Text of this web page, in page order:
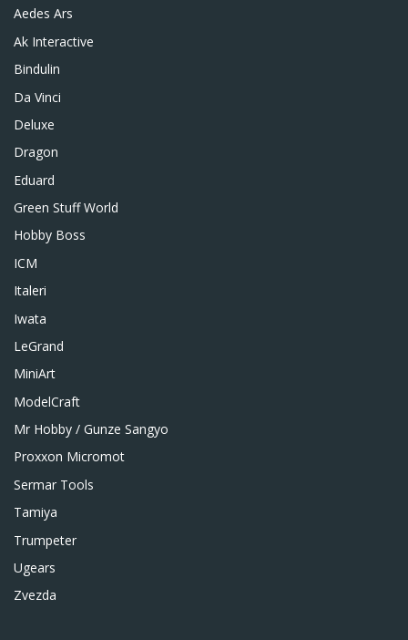
Aedes Ars
Ak Interactive
Bindulin
Da Vinci
Deluxe
Dragon
Eduard
Green Stuff World
Hobby Boss
ICM
Italeri
Iwata
LeGrand
MiniArt
ModelCraft
Mr Hobby / Gunze Sangyo
Proxxon Micromot
Sermar Tools
Tamiya
Trumpeter
Ugears
Zvezda